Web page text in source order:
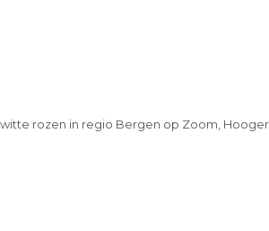
rozen in regio Bergen op Zoom,